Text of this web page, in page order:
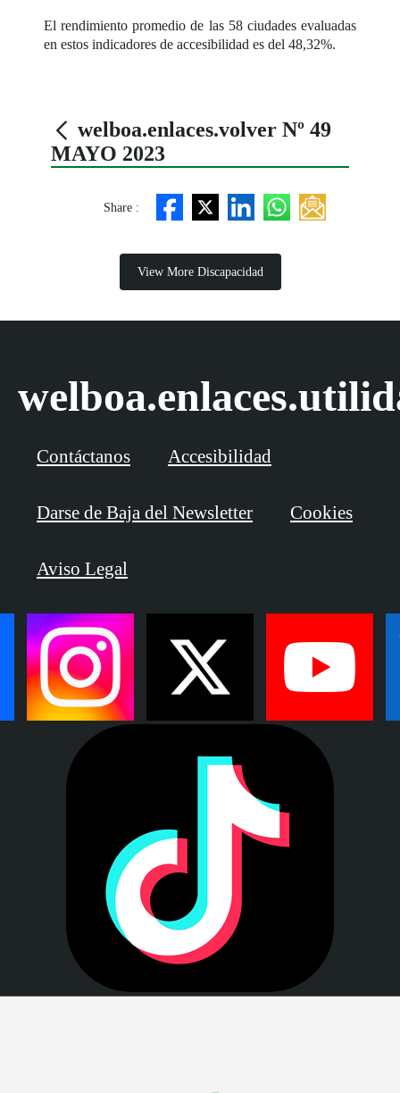
El rendimiento promedio de las 58 ciudades evaluadas
en estos indicadores de accesibilidad es del 48,32%.
welboa.enlaces.volver Nº 49
MAYO 2023
Share :
View More Discapacidad
Contáctanos Accesibilidad
Darse de Baja del Newsletter Cookies
Aviso Legal